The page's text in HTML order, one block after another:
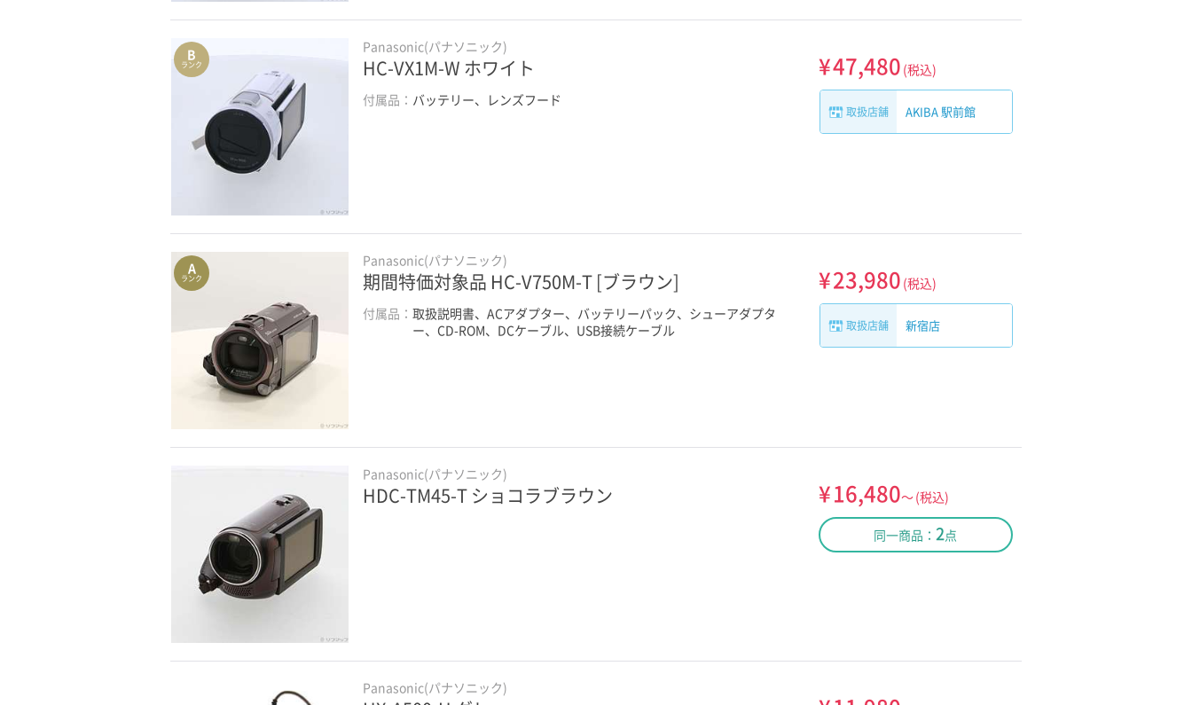
B
ランク
Panasonic(パナソニック)
HC-VX1M-W ホワイト
付属品： バッテリー、レンズフード
¥47,480 (税込)
取扱店舗 AKIBA 駅前館
A
ランク
Panasonic(パナソニック)
期間特価対象品 HC-V750M-T [ブラウン]
付属品：取扱説明書、ACアダプター、バッテリーパック、シューアダプタ
ー、CD-ROM、DCケーブル、USB接続ケーブル
¥23,980 (税込)
取扱店舗 新宿店
Panasonic(パナソニック)
HDC-TM45-T ショコラブラウン ¥16,480～(税込)
同一商品： 2点
Panasonic(パナソニック)